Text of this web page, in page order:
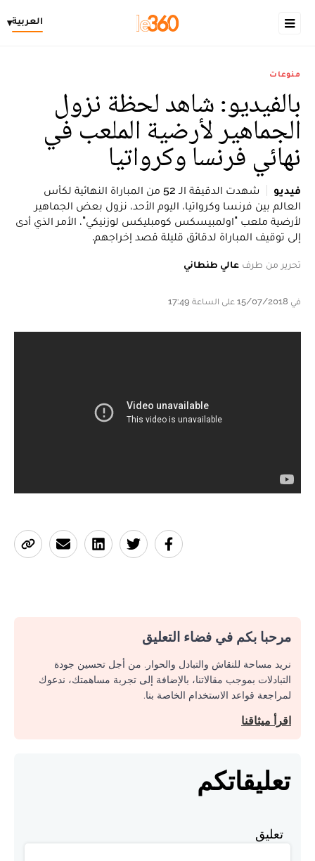
العربية▾
منوعات
بالفيديو: شاهد لحظة نزول
الجماهير لأرضية الملعب في
نهائي فرنسا وكرواتيا
فيديو
شهدت الدقيقة الـ 52 من المباراة النهائية لكأس
العالم بين فرنسا وكرواتيا، اليوم الأحد، نزول بعض الجماهير
لأرضية ملعب "اولمبيسكس كومبليكس لوزنيكي"، الأمر الذي أدى
إلى توقيف المباراة لدقائق قليلة قصد إخراجهم.
تحرير من طرف عالي طنطاني
في 15/07/2018 على الساعة 17:49
مرحبا بكم في فضاء التعليق
نريد مساحة للنقاش والتبادل والحوار. من أجل تحسين جودة
التبادلات بموجب مقالاتنا، بالإضافة إلى تجربة مساهمتك، ندعوك
لمراجعة قواعد الاستخدام الخاصة بنا.
اقرأ ميثاقنا
تعليقاتكم
تعليق